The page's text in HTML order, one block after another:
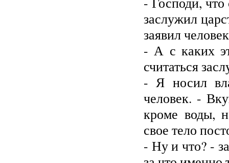
заслужил
заявил
- А с каких
считаться
- Я носил
человек. -
кроме воды,
свое тело
- Ну и что? -